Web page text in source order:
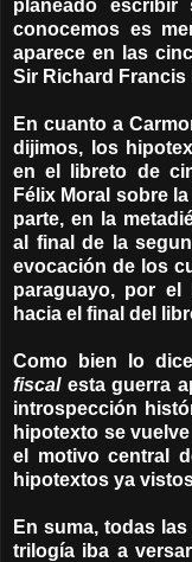
planeado
conocemos es
aparece en las
Sir Richard Francis
En cuanto a
dijimos, los
en el libreto de
Félix Moral sobre
parte, en la
al final de la
evocación de los
paraguayo, por el
hacia el final del
Como bien lo
fiscalesta guerra
introspección
hipotexto se
el motivo central
hipotextos ya
En suma, todas
trilogía iba a